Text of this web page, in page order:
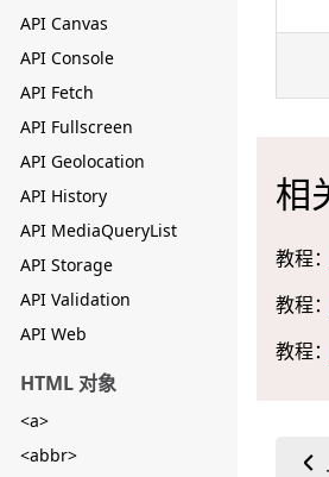
API Canvas
API Console
API Fetch
API Fullscreen
API Geolocation
API History
API MediaQueryList
API Storage
API Validation
API Web
HTML 对象
<a>
<abbr>
相
教程：
教程：
教程：